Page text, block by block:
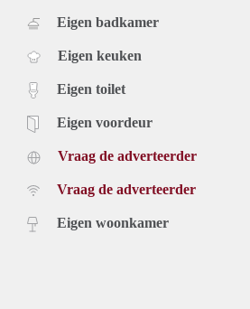
Eigen badkamer
Eigen keuken
Eigen toilet
Eigen voordeur
Vraag de adverteerder
Vraag de adverteerder
Eigen woonkamer